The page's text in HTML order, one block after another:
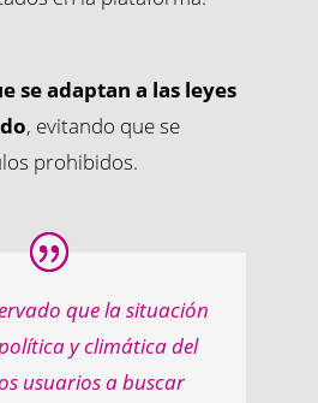
se adaptan a las leyes
, evitando que se
prohibidos.
que la situación
y climática del
usuarios a buscar